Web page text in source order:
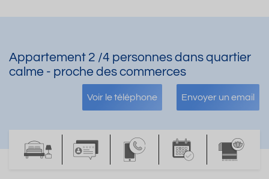
Appartement 2 /4 personnes dans quartier
calme - proche des commerces
Voir le téléphone Envoyer un email